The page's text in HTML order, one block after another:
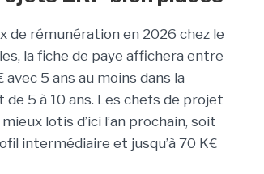
de rémunération en 2026 chez le
la fiche de paye affichera entre
5 ans au moins dans la
5 à 10 ans. Les chefs de projet
lotis d’ici l’an prochain, soit
intermédiaire et jusqu’à 70 K€